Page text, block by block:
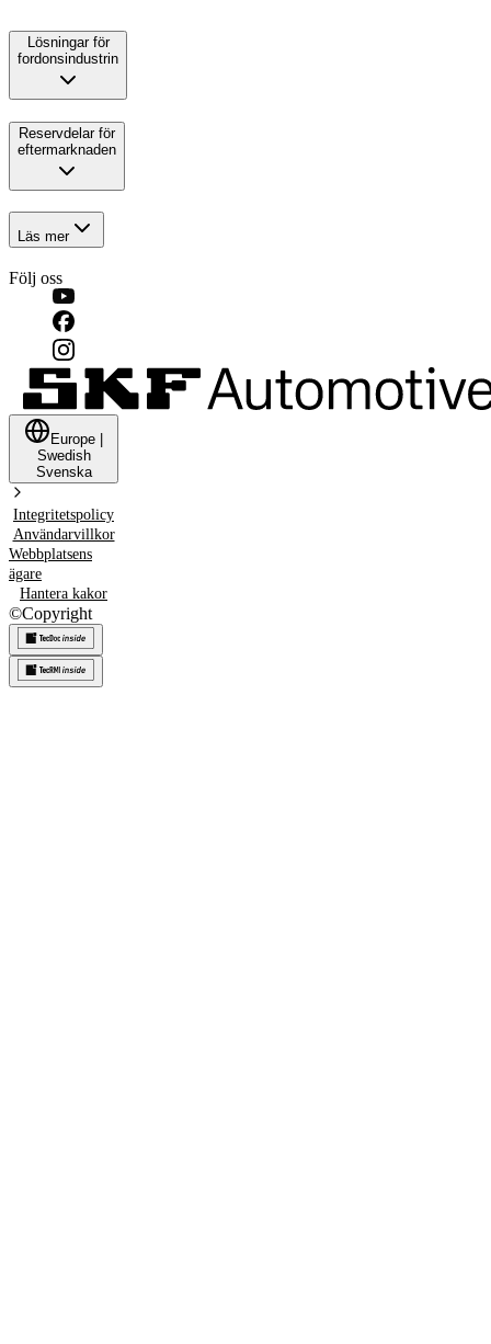
Lösningar för
fordonsindustrin
Reservdelar för
eftermarknaden
Läs mer
Följ oss
Europe
Swedish
Svenska
Integritetspolicy
Användarvillkor
Webbplatsens
ägare
Hantera kakor
©Copyright